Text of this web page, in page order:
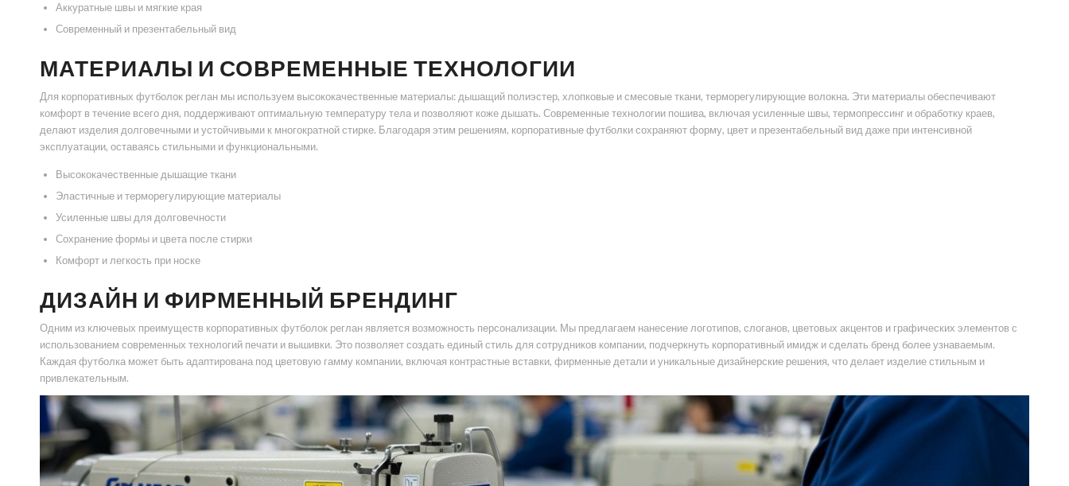
Аккуратные швы и мягкие края
Современный и презентабельный вид
МАТЕРИАЛЫ И СОВРЕМЕННЫЕ ТЕХНОЛОГИИ
Для корпоративных футболок реглан мы используем высококачественные материалы: дышащий полиэстер, хлопковые и смесовые ткани, терморегулирующие волокна. Эти материалы обеспечивают
комфорт в течение всего дня, поддерживают оптимальную температуру тела и позволяют коже дышать. Современные технологии пошива, включая усиленные швы, термопрессинг и обработку краев,
делают изделия долговечными и устойчивыми к многократной стирке. Благодаря этим решениям, корпоративные футболки сохраняют форму, цвет и презентабельный вид даже при интенсивной
эксплуатации, оставаясь стильными и функциональными.
Высококачественные дышащие ткани
Эластичные и терморегулирующие материалы
Усиленные швы для долговечности
Сохранение формы и цвета после стирки
Комфорт и легкость при носке
ДИЗАЙН И ФИРМЕННЫЙ БРЕНДИНГ
Одним из ключевых преимуществ корпоративных футболок реглан является возможность персонализации. Мы предлагаем нанесение логотипов, слоганов, цветовых акцентов и графических элементов с
использованием современных технологий печати и вышивки. Это позволяет создать единый стиль для сотрудников компании, подчеркнуть корпоративный имидж и сделать бренд более узнаваемым.
Каждая футболка может быть адаптирована под цветовую гамму компании, включая контрастные вставки, фирменные детали и уникальные дизайнерские решения, что делает изделие стильным и
привлекательным.